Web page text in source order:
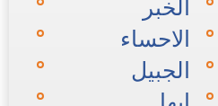
الاحساء
الجبيل